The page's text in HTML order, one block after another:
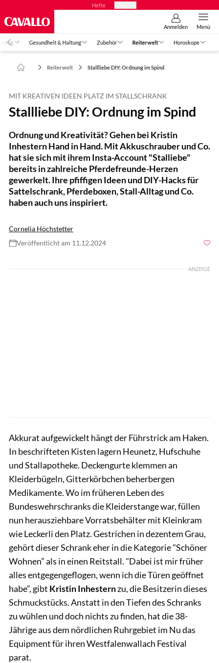
Hefte
Anmelden Menü
Gesundheit & Haltung Zubehör Reiterwelt Horoskope
Reiterwelt Stallliebe DIY: Ordnung im Spind
MIT KREATIVEN IDEEN PLATZ IM STALLSCHRANK
Stallliebe DIY: Ordnung im Spind
Ordnung und Kreativität? Gehen bei Kristin
Inhestern Hand in Hand. Mit Akkuschrauber und Co.
hat sie sich mit ihrem Insta-Account "Stalliebe"
bereits in zahlreiche Pferdefreunde-Herzen
gewerkelt. Ihre pfiffigen Ideen und DIY-Hacks für
Sattelschrank, Pferdeboxen, Stall-Alltag und Co.
haben auch uns inspiriert.
Cornelia Höchstetter
Veröffentlicht am 11.12.2024
ANZEIGE
Akkurat aufgewickelt hängt der Führstrick am Haken.
In beschrifteten Kisten lagern Heunetz, Hufschuhe
und Stallapotheke. Deckengurte klemmen an
Kleiderbügeln, Gitterkörbchen beherbergen
Medikamente. Wo im früheren Leben des
Bundeswehrschranks die Kleiderstange war, füllen
nun herausziehbare Vorratsbehälter mit Kleinkram
wie Leckerli den Platz. Gestrichen in dezentem Grau,
gehört dieser Schrank eher in die Kategorie "Schöner
Wohnen” als in einen Reitstall. "Dabei ist mir früher
alles entgegengeflogen, wenn ich die Türen geöffnet
habe”, gibt Kristin Inhesternzu, die Besitzerin dieses
Schmuckstücks. Anstatt in den Tiefen des Schranks
zu wühlen und doch nichts zu finden, hat die 38-
Jährige aus dem nördlichen Ruhrgebiet im Nu das
Equipment für ihren Westfalenwallach Festival
parat.